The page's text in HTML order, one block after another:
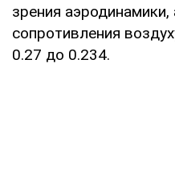
зрения
сопротивления
0.27 до 0.234.